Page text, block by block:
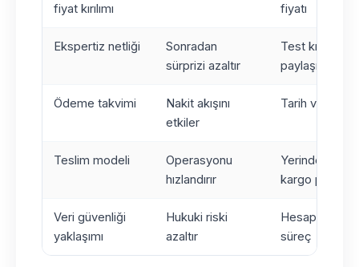
fiyat kırılımı
fiyatı
Ekspertiz netliği
Sonradan
sürprizi azaltır
Test kriterleri
paylaşılmış
Ödeme takvimi
Nakit akışını
etkiler
Tarih ve
Teslim modeli
Operasyonu
hızlandırır
Yerinde alım
kargo planı
Veri güvenliği
yaklaşımı
Hukuki riski
azaltır
Hesap
süreç